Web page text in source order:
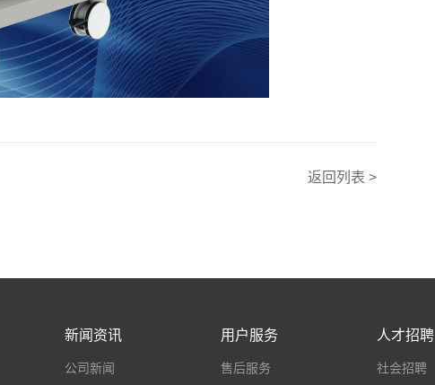
返回列表 >
新闻资讯
公司新闻
用户服务
售后服务
人才招聘
社会招聘